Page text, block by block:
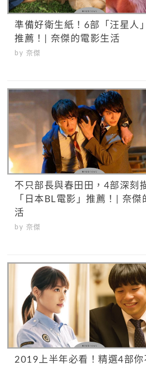
準備好衛生紙！6部「汪星人
推薦！| 奈傑的電影生活
by 奈傑
不只部長與春田田，4部深刻
「日本BL電影」推薦！| 奈傑
活
by 奈傑
2019上半年必看！精選4部你